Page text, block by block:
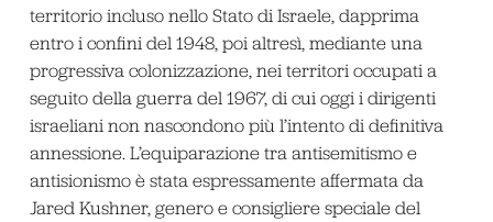
territorio incluso nello Stato di Israele, dapprima
entro i confini del 1948, poi altresì, mediante una
progressiva colonizzazione, nei territori occupati a
seguito della guerra del 1967, di cui oggi i dirigenti
israeliani non nascondono più l’intento di definitiva
annessione. L’equiparazione tra antisemitismo e
antisionismo è stata espressamente affermata da
Jared Kushner, genero e consigliere speciale del